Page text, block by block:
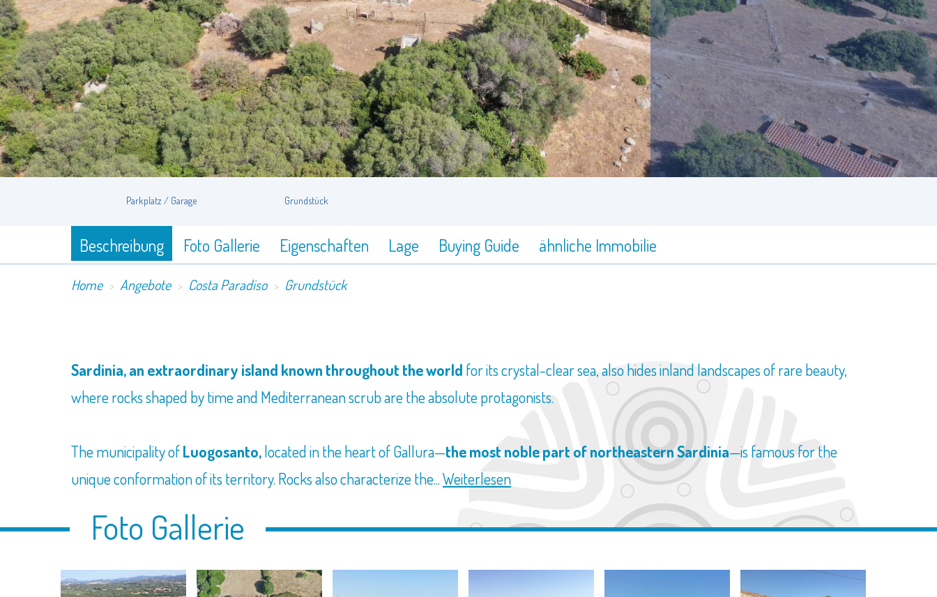
Parkplatz / Garage Grundstück
Beschreibung Foto Gallerie Eigenschaften Lage Buying Guide ähnliche Immobilie
Home Angebote Costa Paradiso Grundstück
Sardinia, an extraordinary island known throughout the world for its crystal-clear sea, also hides inland landscapes of rare beauty,
where rocks shaped by time and Mediterranean scrub are the absolute protagonists.
The municipality ofLuogosanto,located in the heart of Gallura—the most noble part of northeastern Sardinia—is famous for the
unique conformation of its territory. Rocks also characterize the...Weiterlesen
Foto Gallerie